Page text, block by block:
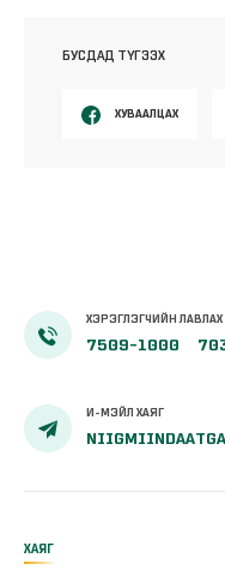
БУСДАД ТҮГЭЭХ
ХУВААЛЦАХ
ХЭРЭГЛЭГЧИЙН ЛАВЛАХ
7509-1000
И-МЭЙЛ ХАЯГ
ХАЯГ